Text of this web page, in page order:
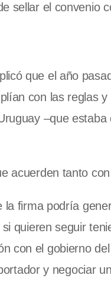
sellar el convenio
que el año
con las reglas
–que
acuerden tanto
firma podría
quieren seguir
con el gobierno
y negociar